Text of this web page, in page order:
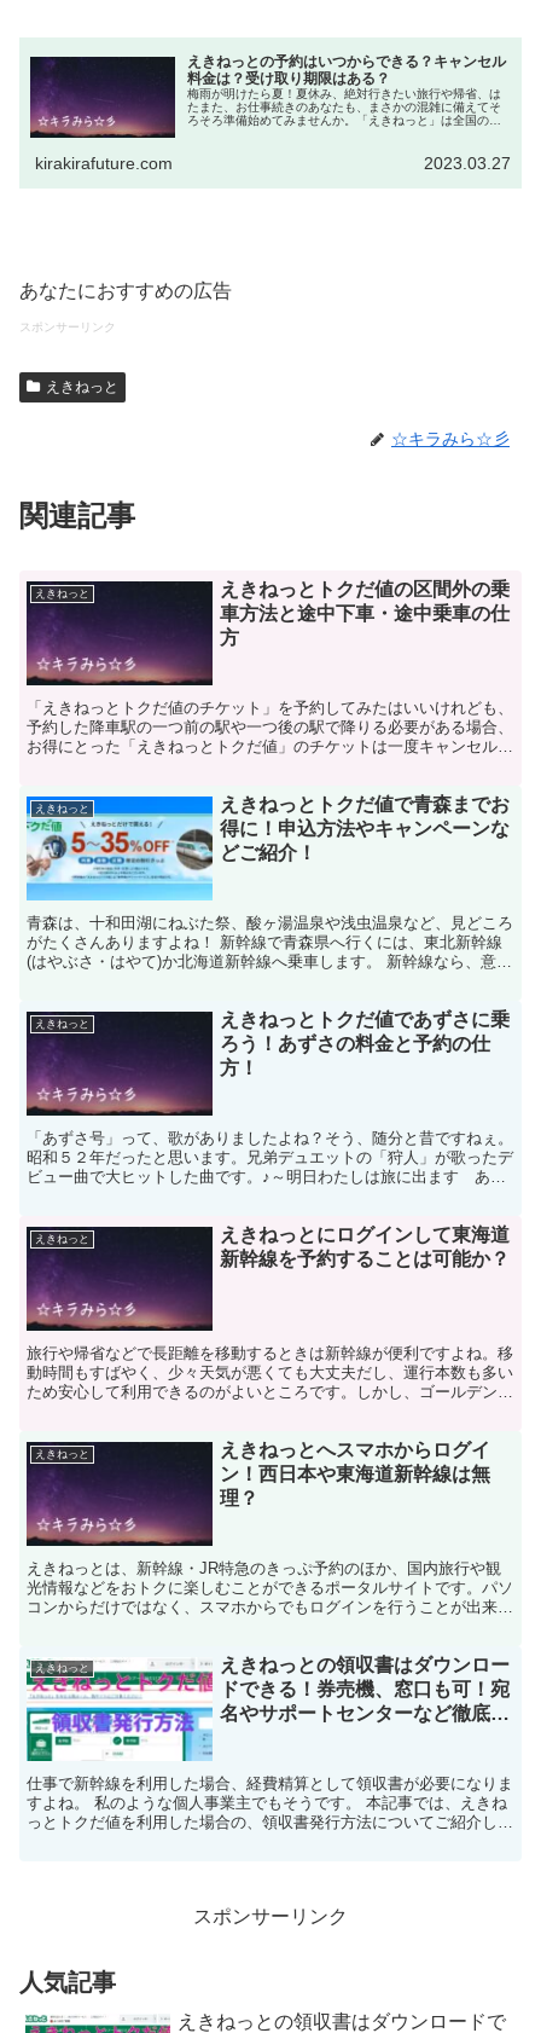
えきねっとの予約はいつからできる？キャンセル
料金は？受け取り期限はある？
梅雨が明けたら夏！夏休み、絶対行きたい旅行や帰省、は
たまた、お仕事続きのあなたも、まさかの混雑に備えてそ
ろそろ準備始めてみませんか。「えきねっと」は全国の新
kirakirafuture.com 2023.03.27
あなたにおすすめの広告
スポンサーリンク
えきねっと
☆キラみら☆彡
関連記事
えきねっと
えきねっとトクだ値の区間外の乗
車方法と途中下車・途中乗車の仕
方
「えきねっとトクだ値のチケット」を予約してみたはいいけれども、
予約した降車駅の一つ前の駅や一つ後の駅で降りる必要がある場合、
お得にとった「えきねっとトクだ値」のチケットは一度キャンセルし
えきねっと
えきねっとトクだ値で青森までお
得に！申込方法やキャンペーンな
どご紹介！
青森は、十和田湖にねぶた祭、酸ヶ湯温泉や浅虫温泉など、見どころ
がたくさんありますよね！ 新幹線で青森県へ行くには、東北新幹線
(はやぶさ・はやて)か北海道新幹線へ乗車します。 新幹線なら、意外
えきねっと
えきねっとトクだ値であずさに乗
ろう！あずさの料金と予約の仕
方！
「あずさ号」って、歌がありましたよね？そう、随分と昔ですねぇ。
昭和５２年だったと思います。兄弟デュエットの「狩人」が歌ったデ
ビュー曲で大ヒットした曲です。♪～明日わたしは旅に出ます あな
えきねっと
えきねっとにログインして東海道
新幹線を予約することは可能か？
旅行や帰省などで長距離を移動するときは新幹線が便利ですよね。移
動時間もすばやく、少々天気が悪くても大丈夫だし、運行本数も多い
ため安心して利用できるのがよいところです。しかし、ゴールデンウ
えきねっと
えきねっとへスマホからログイ
ン！西日本や東海道新幹線は無
理？
えきねっとは、新幹線・JR特急のきっぷ予約のほか、国内旅行や観
光情報などをおトクに楽しむことができるポータルサイトです。パソ
コンからだけではなく、スマホからでもログインを行うことが出来、
えきねっと
えきねっとの領収書はダウンロー
ドできる！券売機、窓口も可！宛
名やサポートセンターなど徹底解
仕事で新幹線を利用した場合、経費精算として領収書が必要になりま
すよね。 私のような個人事業主でもそうです。 本記事では、えきね
っとトクだ値を利用した場合の、領収書発行方法についてご紹介して
スポンサーリンク
人気記事
えきねっとの領収書はダウンロードで